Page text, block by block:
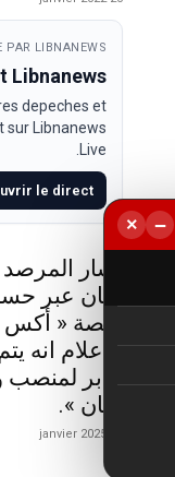
PAR LIBNANEWS
Libnanews
depeches et
sur Libnanews
Live.
le direct
أشار
لبنان عبر
منصة « أكس
الاعلام انه
جابر لمنصب
لبنان ».
−
×